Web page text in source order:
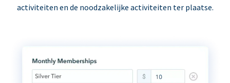
activiteiten en de noodzakelijke activiteiten ter plaatse.